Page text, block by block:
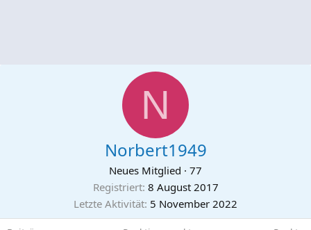
N
Norbert1949
Neues Mitglied · 77
Registriert 8 August 2017
Letzte Aktivität 5 November 2022